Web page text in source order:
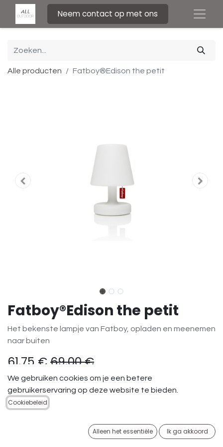
Neem contact op met ons
Alle producten Fatboy®Edison the petit
Fatboy®Edison the petit
Het bekenste lampje van Fatboy, opladen en meenemen
naar buiten
61,75 €69,00€
TOEVOEGEN AAN
WINKELMANDJE
We gebruiken cookies om je een betere
gebruikerservaring op deze website te bieden.
Cookiebeleid
Alleen het essentiële Ik ga akkoord